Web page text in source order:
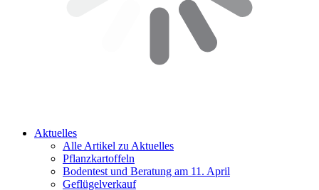
Aktuelles
Alle Artikel zu Aktuelles
Pflanzkartoffeln
Bodentest und Beratung am 11. April
Geflügelverkauf